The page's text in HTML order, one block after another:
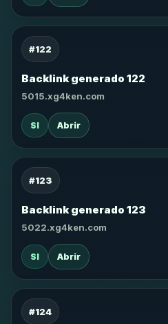
#122
Backlink generado 122
5015.xg4ken.com
SI Abrir
#123
Backlink generado 123
5022.xg4ken.com
SI Abrir
#124